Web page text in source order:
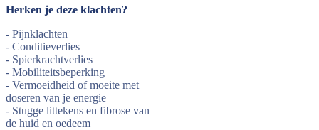
Herken je deze klachten?
- Pijnklachten
- Conditieverlies
- Spierkrachtverlies
- Mobiliteitsbeperking
- Vermoeidheid of moeite met
doseren van je energie
- Stugge littekens en fibrose van
de huid en oedeem